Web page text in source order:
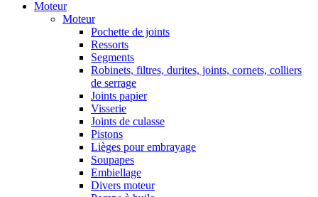
Moteur
Moteur
Pochette de joints
Ressorts
Segments
Robinets, filtres, durites, joints, cornets, colliers
de serrage
Joints papier
Visserie
Joints de culasse
Pistons
Lièges pour embrayage
Soupapes
Embiellage
Divers moteur